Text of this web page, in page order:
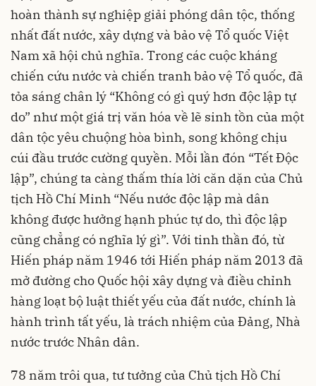
hoàn thành sự nghiệp giải phóng dân tộc, thống
nhất đất nước, xây dựng và bảo vệ Tổ quốc Việt
Nam xã hội chủ nghĩa. Trong các cuộc kháng
chiến cứu nước và chiến tranh bảo vệ Tổ quốc, đã
tỏa sáng chân lý “Không có gì quý hơn độc lập tự
do” như một giá trị văn hóa về lẽ sinh tồn của một
dân tộc yêu chuộng hòa bình, song không chịu
cúi đầu trước cường quyền. Mỗi lần đón “Tết Độc
lập”, chúng ta càng thấm thía lời căn dặn của Chủ
tịch Hồ Chí Minh “Nếu nước độc lập mà dân
không được hưởng hạnh phúc tự do, thì độc lập
cũng chẳng có nghĩa lý gì”. Với tinh thần đó, từ
Hiến pháp năm 1946 tới Hiến pháp năm 2013 đã
mở đường cho Quốc hội xây dựng và điều chỉnh
hàng loạt bộ luật thiết yếu của đất nước, chính là
hành trình tất yếu, là trách nhiệm của Đảng, Nhà
nước trước Nhân dân.
78 năm trôi qua, tư tưởng của Chủ tịch Hồ Chí